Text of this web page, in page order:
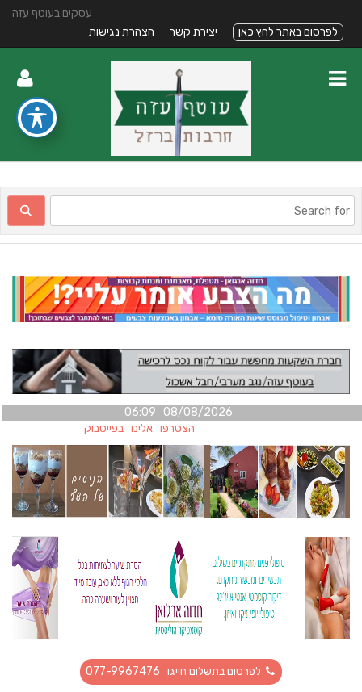
עסקים בעוטף עזה
לפרסום באתר לחץ כאן
יצירת קשר הצהרת נגישות
08/08/2026 06:09
הצטרפו אלינו בפייסבוק
לפרסום בתשלום חייגו 077-9967476